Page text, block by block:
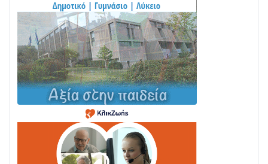
Σε τροχιά υλοποίησης η Παράκαμψη του Κέντρου
της Ναυπάκτου
04/08 • 12:08
Σε φουλ ρυθμούς το τμήμα Βόνιτσα – Άγιος Νικόλαος
| Αυτοψία Καββαδά
03/08 • 11:11
Με Αρχιερατική Λαμπρότητα η Πανήγυρη της
Μεταμορφώσεως του Σωτήρος στο Γολέμι
03/08 • 07:45
Ενισχύεται η Πολιτική Προστασία στο Δήμο Αγρινίου
με δύο νέα υδροφόρα οχήματα